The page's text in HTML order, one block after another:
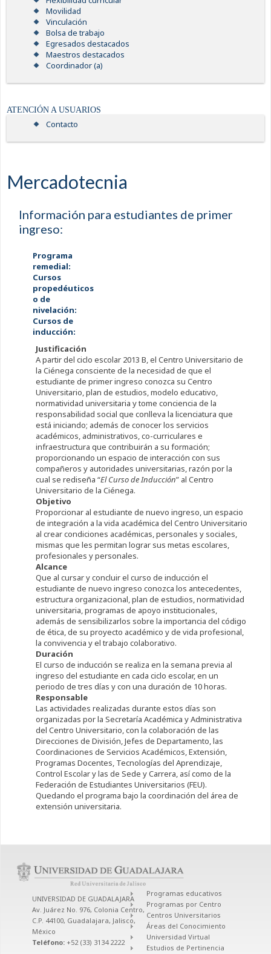
Movilidad
Vinculación
Bolsa de trabajo
Egresados destacados
Maestros destacados
Coordinador (a)
ATENCIÓN A USUARIOS
Contacto
Mercadotecnia
Información para estudiantes de primer
ingreso:
Programa
remedial:
Cursos
propedéuticos
o de
nivelación:
Cursos de
inducción:
Justificación
A partir del ciclo escolar 2013 B, el Centro Universitario de
la Ciénega consciente de la necesidad de que el
estudiante de primer ingreso conozca su Centro
Universitario, plan de estudios, modelo educativo,
normatividad universitaria y tome conciencia de la
responsabilidad social que conlleva la licenciatura que
está iniciando; además de conocer los servicios
académicos, administrativos, co-curriculares e
infraestructura que contribuirán a su formación;
proporcionando un espacio de interacción con sus
compañeros y autoridades universitarias, razón por la
cual se rediseña “El Curso de Inducción” al Centro
Universitario de la Ciénega.
Objetivo
Proporcionar al estudiante de nuevo ingreso, un espacio
de integración a la vida académica del Centro Universitario
al crear condiciones académicas, personales y sociales,
mismas que les permitan lograr sus metas escolares,
profesionales y personales.
Alcance
Que al cursar y concluir el curso de inducción el
estudiante de nuevo ingreso conozca los antecedentes,
estructura organizacional, plan de estudios, normatividad
universitaria, programas de apoyo institucionales,
además de sensibilizarlos sobre la importancia del código
de ética, de su proyecto académico y de vida profesional,
la convivencia y el trabajo colaborativo.
Duración
El curso de inducción se realiza en la semana previa al
ingreso del estudiante en cada ciclo escolar, en un
periodo de tres días y con una duración de 10 horas.
Responsable
Las actividades realizadas durante estos días son
organizadas por la Secretaría Académica y Administrativa
del Centro Universitario, con la colaboración de las
Direcciones de División, Jefes de Departamento, las
Coordinaciones de Servicios Académicos, Extensión,
Programas Docentes, Tecnologías del Aprendizaje,
Control Escolar y las de Sede y Carrera, así como de la
Federación de Estudiantes Universitarios (FEU).
Quedando el programa bajo la coordinación del área de
extensión universitaria.
UNIVERSIDAD DE GUADALAJARA
Av. Juárez No. 976, Colonia Centro,
C.P. 44100, Guadalajara, Jalisco,
México
Teléfono: +52 (33) 3134 2222
Programas educativos
Programas por Centro
Centros Universitarios
Áreas del Conocimiento
Universidad Virtual
Estudios de Pertinencia